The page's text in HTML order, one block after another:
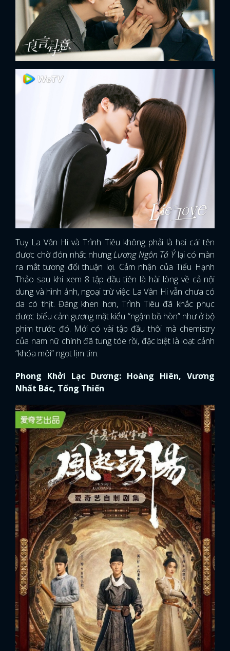
Tuy La Vân Hi và Trình Tiêu không phải là hai cái tên
được chờ đón nhất nhưngLương Ngôn Tả Ýlại có màn
ra mắt tương đối thuận lợi. Cảm nhận của Tiểu Hạnh
Thảo sau khi xem 8 tập đầu tiên là hài lòng về cả nội
dung và hình ảnh, ngoại trừ việc La Vân Hi vẫn chưa có
da có thịt. Đáng khen hơn, Trình Tiêu đã khắc phục
được biểu cảm gương mặt kiểu “ngậm bồ hòn” như ở bộ
phim trước đó. Mới có vài tập đầu thôi mà chemistry
của nam nữ chính đã tung tóe rồi, đặc biệt là loạt cảnh
“khóa môi” ngọt lịm tim.
Phong Khởi Lạc Dương: Hoàng Hiên, Vương
Nhất Bác, Tống Thiến